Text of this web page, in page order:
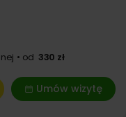
od 330 zł
Umów wizytę